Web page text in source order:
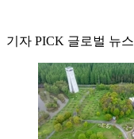
기자 PICK 글로벌 뉴스